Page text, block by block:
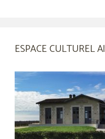
ESPACE CULTUREL